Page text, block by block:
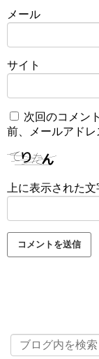
メール
サイト
次回のコメン
前、メールアドレ
上に表示された